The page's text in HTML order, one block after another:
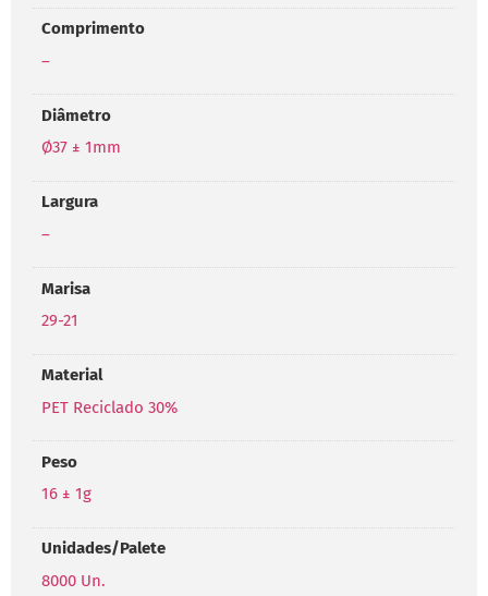
Comprimento
–
Diâmetro
Ø37 ± 1mm
Largura
–
Marisa
29-21
Material
PET Reciclado 30%
Peso
16 ± 1g
Unidades/Palete
8000 Un.